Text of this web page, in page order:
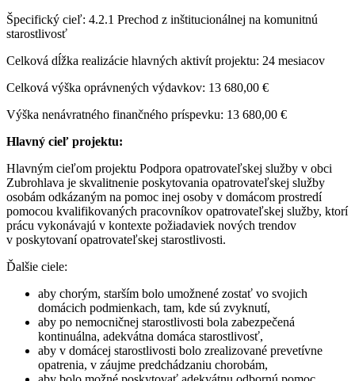
Špecifický cieľ: 4.2.1 Prechod z inštitucionálnej na komunitnú
starostlivosť
Celková dĺžka realizácie hlavných aktivít projektu: 24 mesiacov
Celková výška oprávnených výdavkov: 13 680,00 €
Výška nenávratného finančného príspevku: 13 680,00 €
Hlavný cieľ projektu:
Hlavným cieľom projektu Podpora opatrovateľskej služby v obci
Zubrohlava je skvalitnenie poskytovania opatrovateľskej služby
osobám odkázaným na pomoc inej osoby v domácom prostredí
pomocou kvalifikovaných pracovníkov opatrovateľskej služby, ktorí
prácu vykonávajú v kontexte požiadaviek nových trendov
v poskytovaní opatrovateľskej starostlivosti.
Ďalšie ciele:
aby chorým, starším bolo umožnené zostať vo svojich
domácich podmienkach, tam, kde sú zvyknutí,
aby po nemocničnej starostlivosti bola zabezpečená
kontinuálna, adekvátna domáca starostlivosť,
aby v domácej starostlivosti bolo zrealizované prevetívne
opatrenia, v záujme predchádzaniu chorobám,